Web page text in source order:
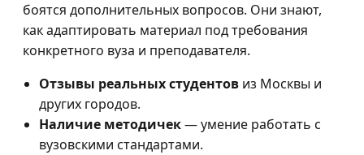
боятся дополнительных вопросов. Они знают,
как адаптировать материал под требования
конкретного вуза и преподавателя.
Отзывы реальных студентов из Москвы и
других городов.
Наличие методичек— умение работать с
вузовскими стандартами.